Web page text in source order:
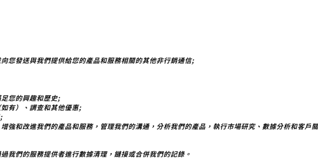
您發送與我們提供給您的產品和服務相關的其他非行銷通信;
您的興趣和歷史;
有）、調查和其他優惠;
強和改進我們的產品和服務，管理我們的溝通，分析我們的產品，執行市場研究、數據分析和客戶
我們的服務提供者進行數據清理，鏈接或合併我們的記錄。